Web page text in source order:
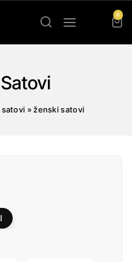
0
satovi »ženski satovi